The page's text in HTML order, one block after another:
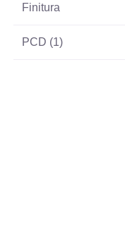
Finitura
PCD (1)